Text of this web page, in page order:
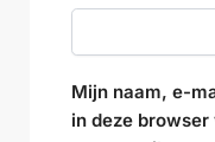
Mijn naam, e-
in deze